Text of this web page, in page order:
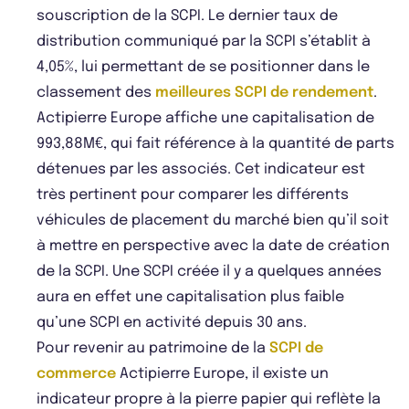
souscription de la SCPI. Le dernier taux de
distribution communiqué par la SCPI s’établit à
4,05%, lui permettant de se positionner dans le
classement des meilleures SCPI de rendement.
Actipierre Europe affiche une capitalisation de
993,88M€, qui fait référence à la quantité de parts
détenues par les associés. Cet indicateur est
très pertinent pour comparer les différents
véhicules de placement du marché bien qu’il soit
à mettre en perspective avec la date de création
de la SCPI. Une SCPI créée il y a quelques années
aura en effet une capitalisation plus faible
qu’une SCPI en activité depuis 30 ans.
Pour revenir au patrimoine de la SCPI de
commerce Actipierre Europe, il existe un
indicateur propre à la pierre papier qui reflète la